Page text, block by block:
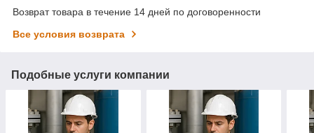
Возврат товара в течение 14 дней по договоренности
Все условия возврата
Подобные услуги компании